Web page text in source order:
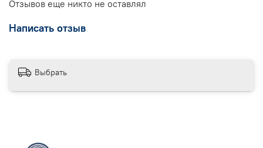
Отзывов еще никто не оставлял
Написать отзыв
Выбрать